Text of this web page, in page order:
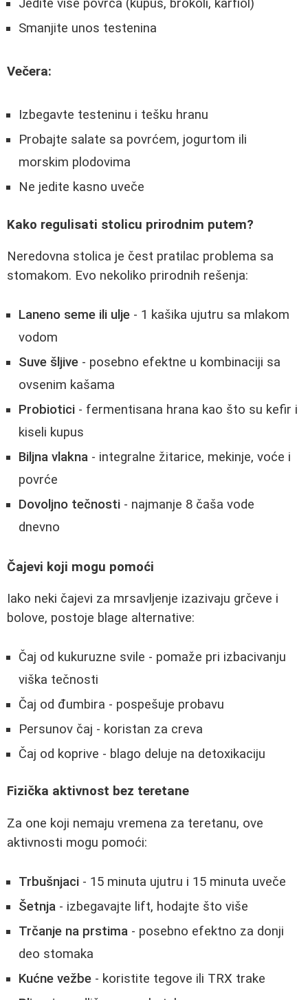
Jedite više povrća (kupus, brokoli, karfiol)
Smanjite unos testenina
Večera:
Izbegavte testeninu i tešku hranu
Probajte salate sa povrćem, jogurtom ili
morskim plodovima
Ne jedite kasno uveče
Kako regulisati stolicu prirodnim putem?
Neredovna stolica je čest pratilac problema sa
stomakom. Evo nekoliko prirodnih rešenja:
Laneno seme ili ulje - 1 kašika ujutru sa mlakom
vodom
Suve šljive - posebno efektne u kombinaciji sa
ovsenim kašama
Probiotici - fermentisana hrana kao što su kefir i
kiseli kupus
Biljna vlakna - integralne žitarice, mekinje, voće i
povrće
Dovoljno tečnosti - najmanje 8 čaša vode
dnevno
Čajevi koji mogu pomoći
Iako neki čajevi za mrsavljenje izazivaju grčeve i
bolove, postoje blage alternative:
Čaj od kukuruzne svile - pomaže pri izbacivanju
viška tečnosti
Čaj od đumbira - pospešuje probavu
Persunov čaj - koristan za creva
Čaj od koprive - blago deluje na detoxikaciju
Fizička aktivnost bez teretane
Za one koji nemaju vremena za teretanu, ove
aktivnosti mogu pomoći:
Trbušnjaci - 15 minuta ujutru i 15 minuta uveče
Šetnja - izbegavajte lift, hodajte što više
Trčanje na prstima - posebno efektno za donji
deo stomaka
Kućne vežbe - koristite tegove ili TRX trake